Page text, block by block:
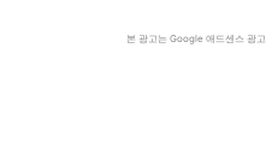
본 광고는 Google 애드센스 광